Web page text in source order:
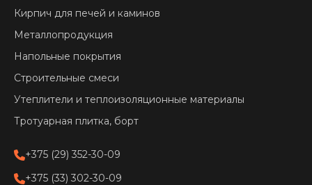
Кирпич для печей и каминов
Металлопродукция
Напольные покрытия
Строительные смеси
Утеплители и теплоизоляционные материалы
Тротуарная плитка, борт
+375 (29) 352-30-09
+375 (33) 302-30-09